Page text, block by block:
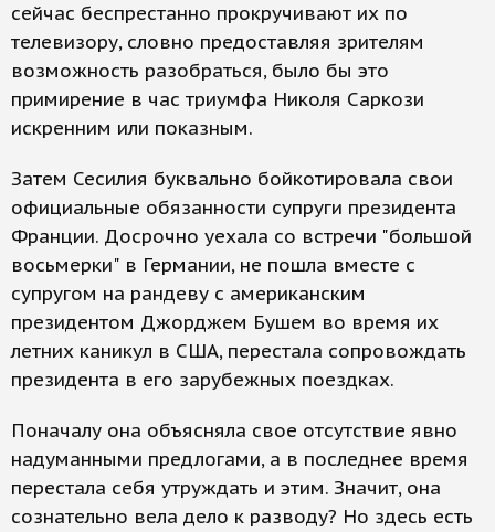
сейчас беспрестанно прокручивают их по
телевизору, словно предоставляя зрителям
возможность разобраться, было бы это
примирение в час триумфа Николя Саркози
искренним или показным.
Затем Сесилия буквально бойкотировала свои
официальные обязанности супруги президента
Франции. Досрочно уехала со встречи "большой
восьмерки" в Германии, не пошла вместе с
супругом на рандеву с американским
президентом Джорджем Бушем во время их
летних каникул в США, перестала сопровождать
президента в его зарубежных поездках.
Поначалу она объясняла свое отсутствие явно
надуманными предлогами, а в последнее время
перестала себя утруждать и этим. Значит, она
сознательно вела дело к разводу? Но здесь есть